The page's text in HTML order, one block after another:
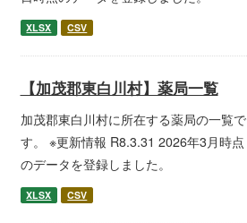
XLSX CSV
【加茂郡東白川村】薬局一覧
加茂郡東白川村に所在する薬局の一覧で
す。 ※更新情報 R8.3.31 2026年3月時点
のデータを登録しました。
XLSX CSV